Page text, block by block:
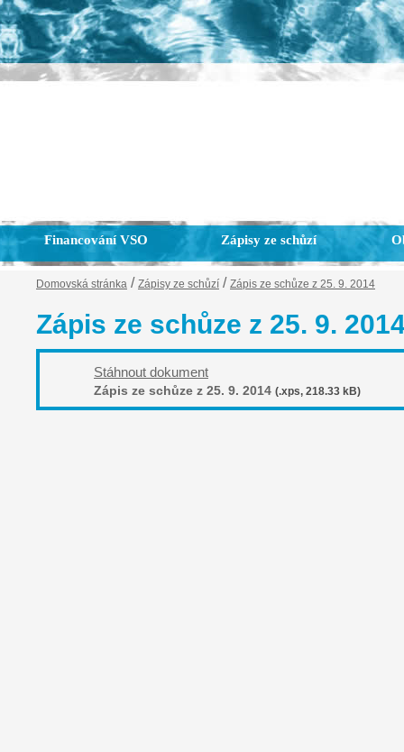
Financování VSO Zápisy ze schůzí
Domovská stránka / Zápisy ze schůzí / Zápis ze schůze z 25. 9. 2014
Zápis ze schůze z 25. 9.
Stáhnout dokument
Zápis ze schůze z 25. 9. 2014 (.xps, 218.33 kB)